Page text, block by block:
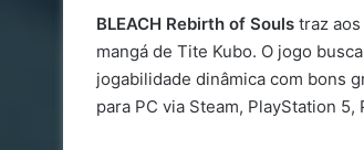
BLEACH Rebirth of Souls traz
mangá de Tite Kubo. O jogo
jogabilidade dinâmica com bons
para PC via Steam, PlayStation